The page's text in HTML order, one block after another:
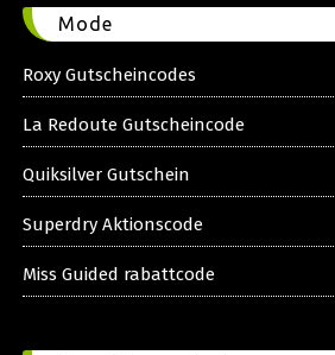
Mode
Roxy Gutscheincodes
La Redoute Gutscheincode
Quiksilver Gutschein
Superdry Aktionscode
Miss Guided rabattcode